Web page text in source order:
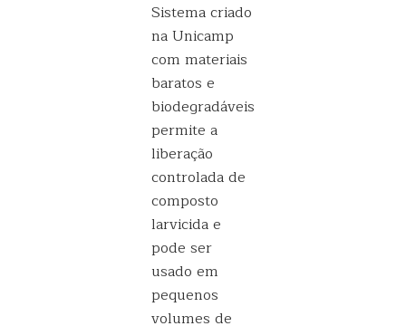
Sistema criado
na Unicamp
com materiais
baratos e
biodegradáveis
permite a
liberação
controlada de
composto
larvicida e
pode ser
usado em
pequenos
volumes de